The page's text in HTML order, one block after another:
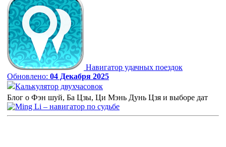
Навигатор удачных поездок
Обновлено: 04 Декабря 2025
Калькулятор двухчасовок
Блог о Фэн шуй, Ба Цзы, Ци Мэнь Дунь Цзя и выборе дат